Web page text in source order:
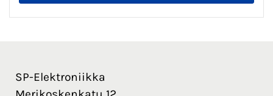
SP-Elektroniikka